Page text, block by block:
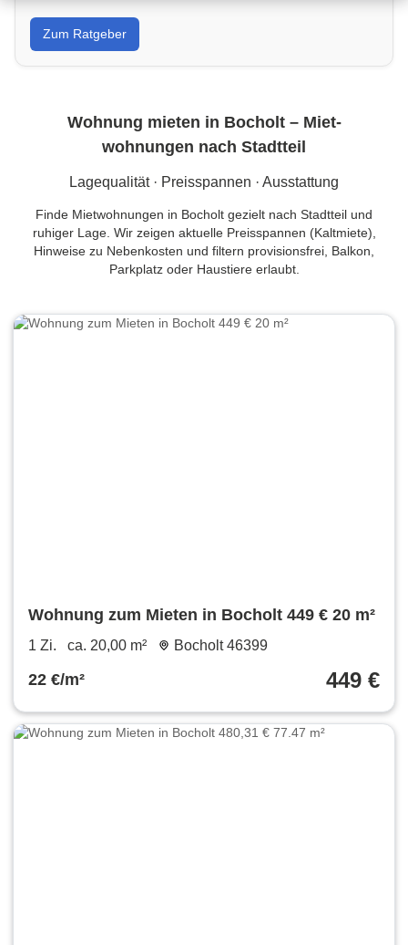
Von Wandfarbe bis Sanierung: Tipps, Kostenrahmen
und Handwerkersuche in Bocholt für dein Projekt.
Zum Ratgeber
Wohnung mieten in Bocholt – Miet­
wohnungen nach Stadtteil
Lagequalität · Preisspannen · Ausstattung
Finde Mietwohnungen in Bocholt gezielt nach Stadtteil und
ruhiger Lage. Wir zeigen aktuelle Preisspannen (Kaltmiete),
Hinweise zu Nebenkosten und filtern provisionsfrei, Balkon,
Parkplatz oder Haustiere erlaubt.
Wohnung zum Mieten in Bocholt 449 € 20 m²
1 Zi. ca. 20,00 m² Bocholt 46399
22 €/m² 449 €